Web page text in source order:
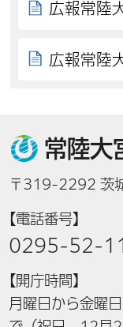
広報常陸
広報常陸
常陸大
〒319-2292 茨
【電話番号】
0295-52-
【開庁時間】
月曜日から金曜